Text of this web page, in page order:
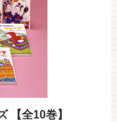
【全10巻】